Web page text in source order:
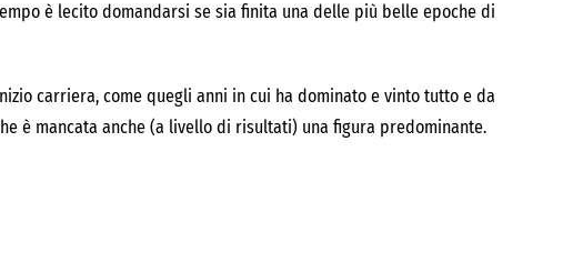
è lecito domandarsi se sia finita una delle più belle epoche di
carriera, come quegli anni in cui ha dominato e vinto tutto e da
è mancata anche (a livello di risultati) una figura predominante.